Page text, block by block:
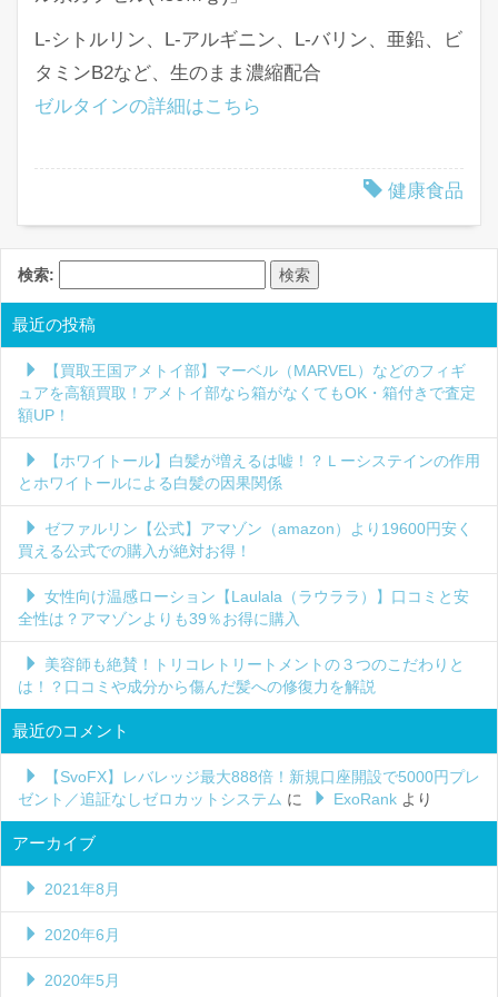
L-シトルリン、L-アルギニン、L-バリン、亜鉛、ビ
タミンB2など、生のまま濃縮配合
ゼルタインの詳細はこちら
健康食品
検索:
最近の投稿
【買取王国アメトイ部】マーベル（MARVEL）などのフィギ
ュアを高額買取！アメトイ部なら箱がなくてもOK・箱付きで査定
額UP！
【ホワイトール】白髪が増えるは嘘！？Ｌーシステインの作用
とホワイトールによる白髪の因果関係
ゼファルリン【公式】アマゾン（amazon）より19600円安く
買える公式での購入が絶対お得！
女性向け温感ローション【Laulala（ラウララ）】口コミと安
全性は？アマゾンよりも39％お得に購入
美容師も絶賛！トリコレトリートメントの３つのこだわりと
は！？口コミや成分から傷んだ髪への修復力を解説
最近のコメント
【SvoFX】レバレッジ最大888倍！新規口座開設で5000円プレ
ゼント／追証なしゼロカットシステム に ExoRank より
アーカイブ
2021年8月
2020年6月
2020年5月